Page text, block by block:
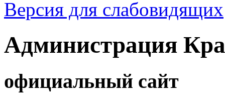
Версия для слабовидящих
Администрация
официальный сайт